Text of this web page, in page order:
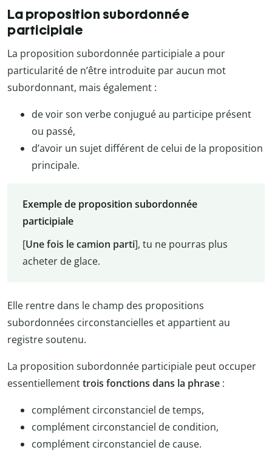
La proposition subordonnée
participiale
La proposition subordonnée participiale a pour
particularité de n’être introduite par aucun mot
subordonnant, mais également :
de voir son verbe conjugué au participe présent
ou passé,
d’avoir un sujet différent de celui de la proposition
principale.
Exemple de proposition subordonnée
participiale
[Une fois le camion parti], tu ne pourras plus
acheter de glace.
Elle rentre dans le champ des propositions
subordonnées circonstancielles et appartient au
registre soutenu.
La proposition subordonnée participiale peut occuper
essentiellementtrois fonctions dans la phrase :
complément circonstanciel de temps,
complément circonstanciel de condition,
complément circonstanciel de cause.